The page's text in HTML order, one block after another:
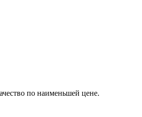
по наименьшей цене.